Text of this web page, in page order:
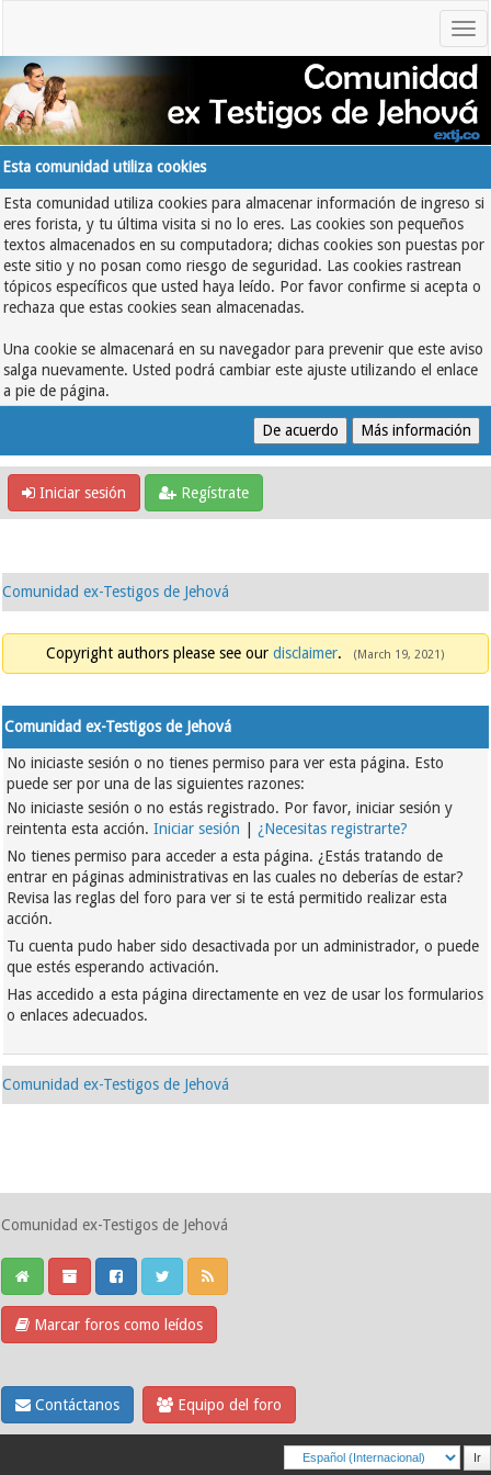
Esta comunidad utiliza cookies
Esta comunidad utiliza cookies para almacenar información de ingreso si
eres forista, y tu última visita si no lo eres. Las cookies son pequeños
textos almacenados en su computadora; dichas cookies son puestas por
este sitio y no posan como riesgo de seguridad. Las cookies rastrean
tópicos específicos que usted haya leído. Por favor confirme si acepta o
rechaza que estas cookies sean almacenadas.
Una cookie se almacenará en su navegador para prevenir que este aviso
salga nuevamente. Usted podrá cambiar este ajuste utilizando el enlace
a pie de página.
Iniciar sesión Regístrate
Comunidad ex-Testigos de Jehová
Copyright authors please see our disclaimer. (March 19, 2021)
Comunidad ex-Testigos de Jehová
No iniciaste sesión o no tienes permiso para ver esta página. Esto
puede ser por una de las siguientes razones:
No iniciaste sesión o no estás registrado. Por favor, iniciar sesión y
reintenta esta acción.Iniciar sesión |¿Necesitas registrarte?
No tienes permiso para acceder a esta página. ¿Estás tratando de
entrar en páginas administrativas en las cuales no deberías de estar?
Revisa las reglas del foro para ver si te está permitido realizar esta
acción.
Tu cuenta pudo haber sido desactivada por un administrador, o puede
que estés esperando activación.
Has accedido a esta página directamente en vez de usar los formularios
o enlaces adecuados.
Comunidad ex-Testigos de Jehová
Comunidad ex-Testigos de Jehová
Marcar foros como leídos
Contáctanos Equipo del foro